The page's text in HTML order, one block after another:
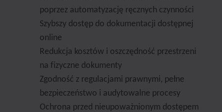
poprzez automatyzację ręcznych czynności
Szybszy dostęp do dokumentacji dostępnej
online
Redukcja kosztów i oszczędność przestrzeni
na fizyczne dokumenty
Zgodność z regulacjami prawnymi, pełne
bezpieczeństwo i audytowalne procesy
Ochrona przed nieupoważnionym dostępem